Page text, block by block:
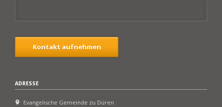
Kontakt aufnehmen
ADRESSE
Evangelische Gemeinde zu Düren